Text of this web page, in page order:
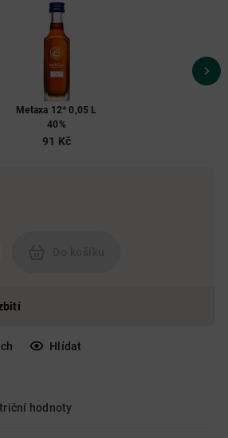
Metaxa 12* 0,05 L
40%
91 Kč
Hlídat
hodnoty